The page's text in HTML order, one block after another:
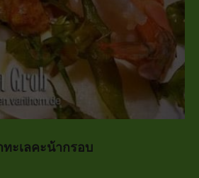
ทะเลคะน้ากรอบ